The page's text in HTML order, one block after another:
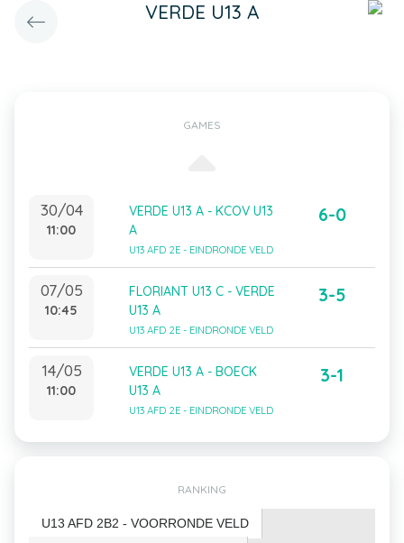
VERDE U13 A
GAMES
30/04
11:00
VERDE U13 A - KCOV U13
A
U13 AFD 2E - EINDRONDE VELD
6-0
07/05
10:45
FLORIANT U13 C - VERDE
U13 A
U13 AFD 2E - EINDRONDE VELD
3-5
14/05
11:00
VERDE U13 A - BOECK
U13 A
U13 AFD 2E - EINDRONDE VELD
3-1
RANKING
U13 AFD 2B2 - VOORRONDE VELD